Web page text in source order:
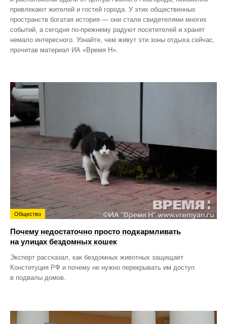
привлекают жителей и гостей города. У этих общественных
пространств богатая история — они стали свидетелями многих
событий, а сегодня по‑прежнему радуют посетителей и хранят
немало интересного. Узнайте, чем живут эти зоны отдыха сейчас,
прочитав материал ИА «Время Н».
Общество
Почему недостаточно просто подкармливать
на улицах бездомных кошек
Эксперт рассказал, как бездомных животных защищает
Конституция РФ и почему не нужно перекрывать им доступ
в подвалы домов.